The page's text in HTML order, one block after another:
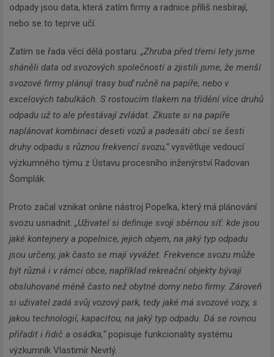
odpady jsou data, která zatím firmy a radnice příliš nesbírají,
nebo se to teprve učí.
Zatím se řada věcí dělá postaru. „Zhruba před třemi lety jsme
sháněli data od svozových společností a zjistili jsme, že menší
svozové firmy plánují trasy buď ručně na papíře, nebo v
excelových tabulkách. S rostoucím tlakem na třídění více druhů
odpadu už to ale přestávají zvládat. Zkuste si na papíře
naplánovat kombinaci deseti vozů a padesáti obcí se šesti
druhy odpadu s různou frekvencí svozu,“vysvětluje vedoucí
výzkumného týmu z Ústavu procesního inženýrství Radovan
Šomplák.
Proto začal vznikat online nástroj Popelka, který má plánování
svozu usnadnit. „Uživatel si definuje svoji sběrnou síť: kde jsou
jaké kontejnery a popelnice, jejich objem, na jaký typ odpadu
jsou určeny, jak často se mají vyvážet. Frekvence svozu může
být různá i v rámci obce, například rekreační objekty bývají
obsluhované méně často než obytné domy nebo firmy. Zároveň
si uživatel zadá svůj vozový park, tedy jaké má svozové vozy, s
jakou technologií, kapacitou, na jaký typ odpadu. Dá se rovnou
přiřadit i řidič a osádka,“popisuje funkcionality systému
výzkumník Vlastimír Nevrlý.